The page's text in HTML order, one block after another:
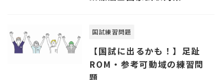
国試練習問題
【国試に出るかも！】足趾
ROM・参考可動域の練習問
題